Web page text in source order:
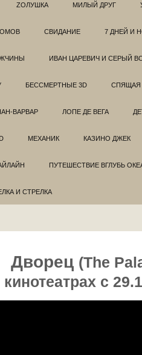
ZОЛУШКА МИЛЫЙ ДРУГ
СВИДАНИЕ 7 ДНЕЙ И
ИВАН ЦАРЕВИЧ И СЕРЫЙ
БЕССМЕРТНЫЕ 3D СПЯЩАЯ
ВАРВАР ЛОПЕ ДЕ ВЕГА
МЕХАНИК КАЗИНО ДЖЕК
ПУТЕШЕСТВИЕ ВГЛУБЬ
И СТРЕЛКА
Дворец (The
с